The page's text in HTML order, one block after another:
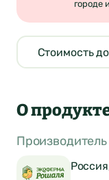
городе
Стоимость
О
Производитель